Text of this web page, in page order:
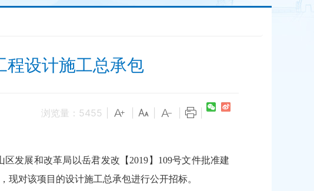
设计施工总承包
浏览量： 5455
发展和改革局以岳君发改【2019】109号文件批准建
对该项目的设计施工总承包进行公开招标。